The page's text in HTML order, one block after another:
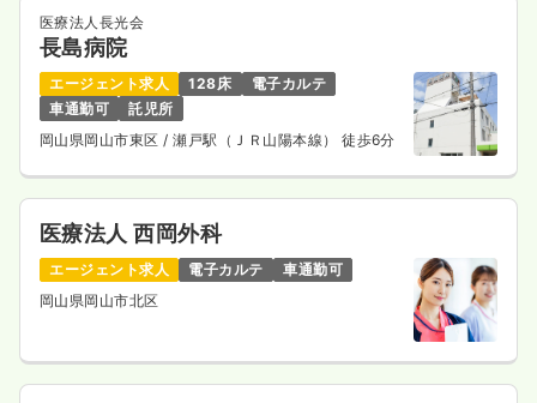
医療法人長光会
長島病院
エージェント求人 128床
電子カルテ
車通勤可
託児所
岡山県岡山市東区 / 瀬戸駅（ＪＲ山陽本線） 徒歩6分
医療法人 西岡外科
エージェント求人 電子カルテ
車通勤可
岡山県岡山市北区